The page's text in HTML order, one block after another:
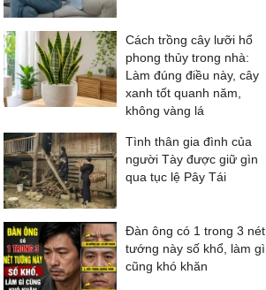
Cách trồng cây lưỡi hổ
phong thủy trong nhà:
Làm đúng điều này, cây
xanh tốt quanh năm,
không vàng lá
Tình thân gia đình của
người Tày được giữ gìn
qua tục lệ Pây Tái
Đàn ông có 1 trong 3 nét
tướng này số khổ, làm gì
cũng khó khăn